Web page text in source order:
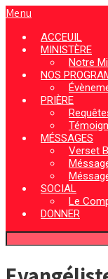
Menu
ACCEUIL
MINISTÈRE
Notre
NOS
PRIÈRE
MÉSSAGES
Verset
SOCIAL
Le
DONNER